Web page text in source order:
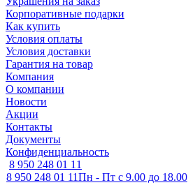
Корпоративные подарки
Как купить
Условия оплаты
Условия доставки
Гарантия на товар
Компания
О компании
Новости
Акции
Контакты
Документы
Конфиденциальность
8 950 248 01 11
8 950 248 01 11Пн - Пт с 9.00 до 18.00